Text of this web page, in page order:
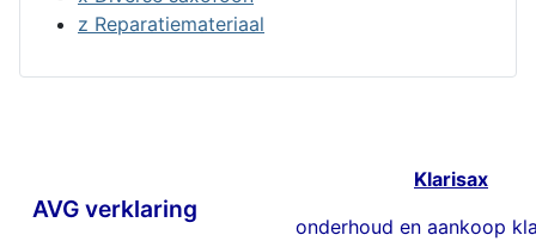
z Reparatiemateriaal
AVG verklaring
Klarisax
onderhoud en aankoop